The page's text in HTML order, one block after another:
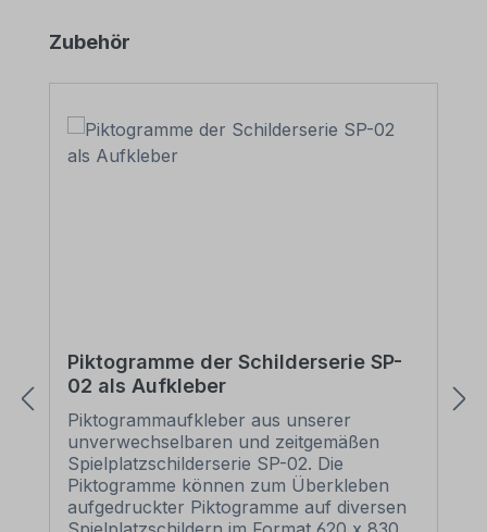
Produktgalerie überspringen
Zubehör
Piktogramme der Schilderserie SP-
02 als Aufkleber
Piktogrammaufkleber aus unserer
unverwechselbaren und zeitgemäßen
Spielplatzschilderserie SP-02. Die
Piktogramme können zum Überkleben
aufgedruckter Piktogramme auf diversen